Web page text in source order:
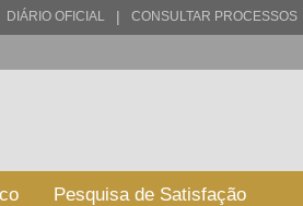
DIÁRIO OFICIAL | CONSULTAR PROCESSOS
Pesquisa de Satisfação